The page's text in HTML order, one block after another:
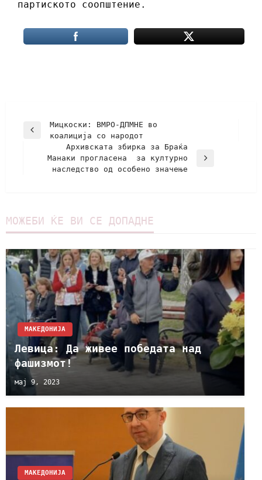
партиското соопштение.
Мицкоски: ВМРО-ДПМНЕ во
коалиција со народот
Архивската збирка за Браќа
Манаки прогласена за културно
наследство од особено значење
МОЖЕБИ ЌЕ ВИ СЕ ДОПАДНЕ
МАКЕДОНИЈА
Левица: Да живее победата над
фашизмот!
мај 9, 2023
МАКЕДОНИЈА